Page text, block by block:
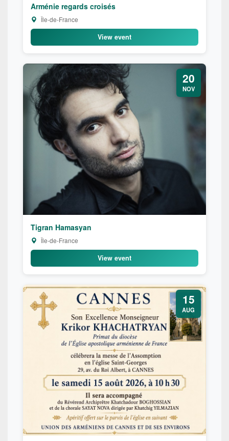
Arménie regards croisés
Île-de-France
View event
20
NOV
Tigran Hamasyan
Île-de-France
View event
15
AUG